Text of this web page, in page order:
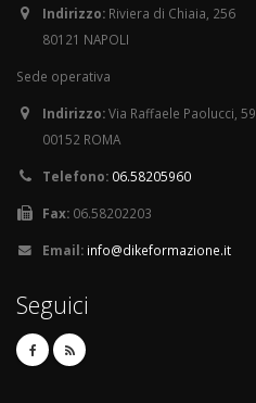
Indirizzo: Riviera di Chiaia, 256
80121 NAPOLI
Sede operativa
Indirizzo:Via Raffaele Paolucci, 59
00152 ROMA
Telefono: 06.58205960
Fax: 06.58202203
Email: info@dikeformazione.it
Seguici